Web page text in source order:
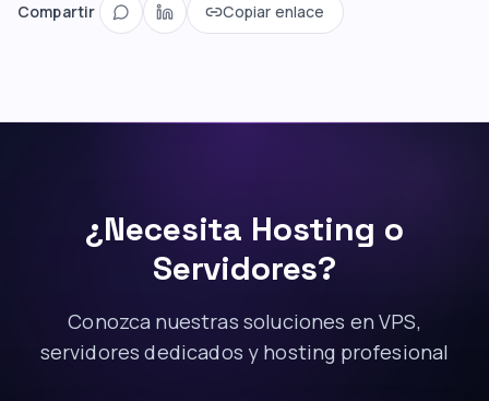
Compartir Copiar enlace
¿Necesita Hosting o
Servidores?
Conozca nuestras soluciones en VPS,
servidores dedicados y hosting profesional